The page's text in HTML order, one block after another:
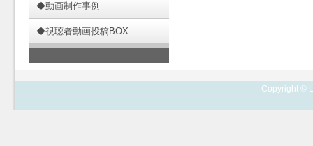
◆動画制作事例
◆視聴者動画投稿BOX
Copyright ©